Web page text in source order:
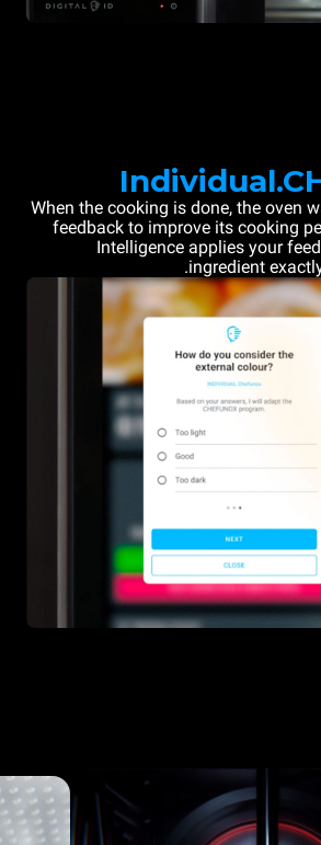
When the cooking is done, the oven
feedback to improve its cooking
Intelligence applies your
ingredient